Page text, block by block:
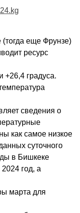
24.kg
еще Фрунзе)
ресурс
+26,4 градуса.
сведения о
как самое низкое
суточного
в Бишкеке
год, а
марта для